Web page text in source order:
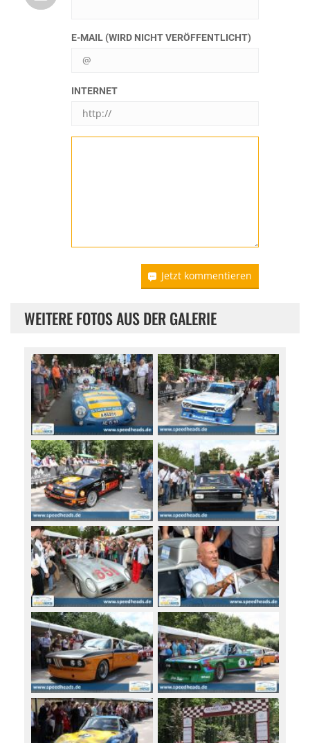
E-MAIL (WIRD NICHT VERÖFFENTLICHT)
INTERNET
Jetzt kommentieren
WEITERE FOTOS AUS DER GALERIE